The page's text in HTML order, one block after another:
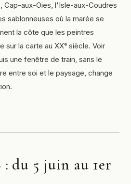
Cap-aux-Oies, l'Isle-aux-Coudres
sablonneuses où la marée se
la côte que les peintres
sur la carte au XXᵉ siècle. Voir
une fenêtre de train, sans le
entre soi et le paysage, change
: du 5 juin au 1er